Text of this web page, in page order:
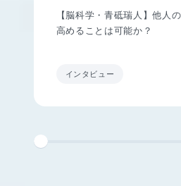
【脳科学・青砥瑞人】他人
高めることは可能か？
インタビュー